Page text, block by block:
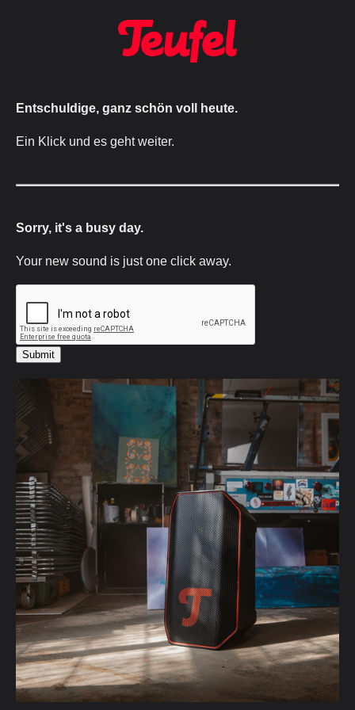
Entschuldige, ganz schön voll heute.
Ein Klick und es geht weiter.
Sorry, it's a busy day.
Your new sound is just one click away.